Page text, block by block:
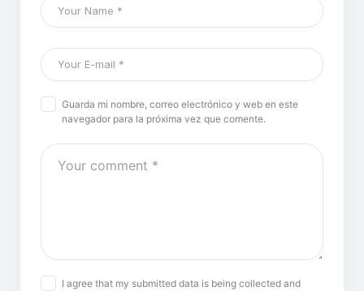
Guarda mi nombre, correo electrónico y web en este
navegador para la próxima vez que comente.
I agree that my submitted data is being collected and